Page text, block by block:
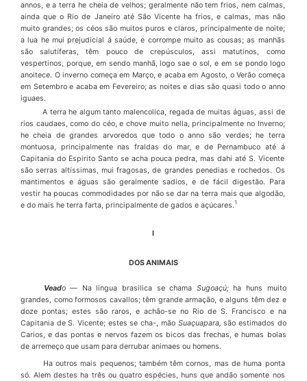
annos, e a terra he cheia de velhos; geralmente não tem frios, nem calmas,
ainda que o Rio de Janeiro atéSão Vicente ha frios, e calmas, mas não
muito grandes; os céos são muitos puros e claros, principalmente de noite;
a lua he mui prejudicial ásaúde, e corrompe mui­to as cousas; as manhãs
são salutíferas, têm pouco de crepúsculos, assi matutinos, como
vespertinos, porque, em sendo manhã, logo sae o sol, e em se pondo logo
anoitece. O inverno começa em Março, e acaba em Agosto, o Verão começa
em Se­tembro e acaba em Fevereiro; as noites e dias são quasi todo o anno
iguaes.
A terra he algum tanto malencolica, regada de muitaságuas, assi de
rios caudaes, como do céo, e chove muito nella, principalmente no Inverno;
he cheia de grandes arvoredos que todo o anno são verdes; he terra
montuosa, principalmente nas fraldas do mar, e de Pernambuco até á
Capitania do Espirito Santo se acha pou­ca pedra, mas dahi atéS. Vicente
são serras altíssimas, mui fragosas, de grandes penedias e rochedos. Os
mantimentos e águas são geralmente sadios, e de fácil digestão. Para
vestir ha poucas commodidades por não se dar na terra mais que algodão,
e do mais he terra farta, principalmente de gados e açúcares.1
I
DOS ANIMAIS
Veado— Na lingua brasilica se chama Sugoaçú;ha huns muito
grandes, como formosos cavallos; têm grande armação, e alguns têm dez e
doze pontas; estes são raros, e achão-se no Rio de S. Francisco e na
Capitania de S. Vicente; estes se cha-, mão Suaçuapara,são estimados do
Carios, e das pontas e nervos fazem os bicos das frechas, e humas bolas
de arremeço que usam para derrubar animaes ou homens.
Ha outros mais pequenos; também têm cornos, mas de huma ponta
só. Alem destes ha três ou quatro espécies, huns que andão somente nos